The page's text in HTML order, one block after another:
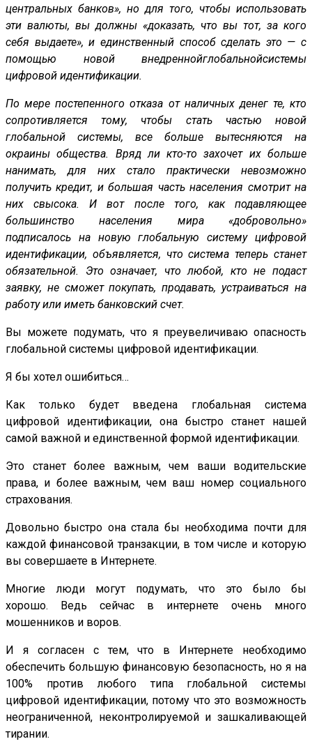
центральных банков», но для того, чтобы использовать
эти валюты, вы должны «доказать, что вы тот, за кого
себя выдаете», и единственный способ сделать это — с
помощью новой внедреннойглобальнойсистемы
цифровой идентификации.
По мере постепенного отказа от наличных денег те, кто
сопротивляется тому, чтобы стать частью новой
глобальной системы, все больше вытесняются на
окраины общества. Вряд ли кто-то захочет их больше
нанимать, для них стало практически невозможно
получить кредит, и большая часть населения смотрит на
них свысока. И вот после того, как подавляющее
большинство населения мира «добровольно»
подписалось на новую глобальную систему цифровой
идентификации, объявляется, что система теперь станет
обязательной. Это означает, что любой, кто не подаст
заявку, не сможет покупать, продавать, устраиваться на
работу или иметь банковский счет.
Вы можете подумать, что я преувеличиваю опасность
глобальной системы цифровой идентификации.
Я бы хотел ошибиться…
Как только будет введена глобальная система
цифровой идентификации, она быстро станет нашей
самой важной и единственной формой идентификации.
Это станет более важным, чем ваши водительские
права, и более важным, чем ваш номер социального
страхования.
Довольно быстро она стала бы необходима почти для
каждой финансовой транзакции, в том числе и которую
вы совершаете в Интернете.
Многие люди могут подумать, что это было бы
хорошо. Ведь сейчас в интернете очень много
мошенников и воров.
И я согласен с тем, что в Интернете необходимо
обеспечить большую финансовую безопасность, но я на
100% против любого типа глобальной системы
цифровой идентификации, потому что это возможность
неограниченной, неконтролируемой и зашкаливающей
тирании.